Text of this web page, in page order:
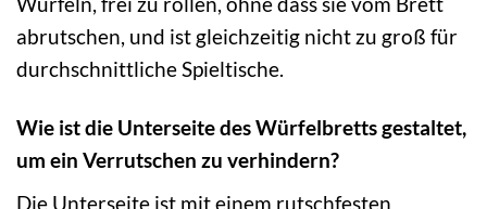
abrutschen, und ist gleichzeitig nicht zu groß für
durchschnittliche Spieltische.
Wie ist die Unterseite des Würfelbretts gestaltet,
um ein Verrutschen zu verhindern?
Die Unterseite ist mit einem rutschfesten